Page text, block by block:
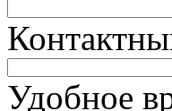
Удобное